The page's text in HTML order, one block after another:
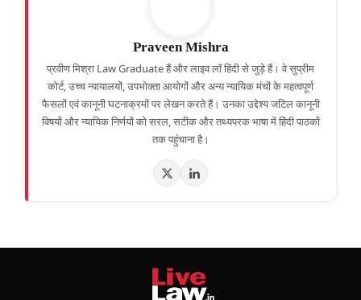
Praveen Mishra
प्रवीण मिश्रा Law Graduate हैं और लाइव लॉ हिंदी से जुड़े हैं। वे सुप्रीम
कोर्ट, उच्च न्यायालयों, उपभोक्ता आयोगों और अन्य न्यायिक मंचों के महत्वपूर्ण
फैसलों एवं कानूनी घटनाक्रमों पर लेखन करते हैं। उनका उद्देश्य जटिल कानूनी
विषयों और न्यायिक निर्णयों को सरल, सटीक और तथ्यपरक भाषा में हिंदी पाठकों
तक पहुंचाना है।